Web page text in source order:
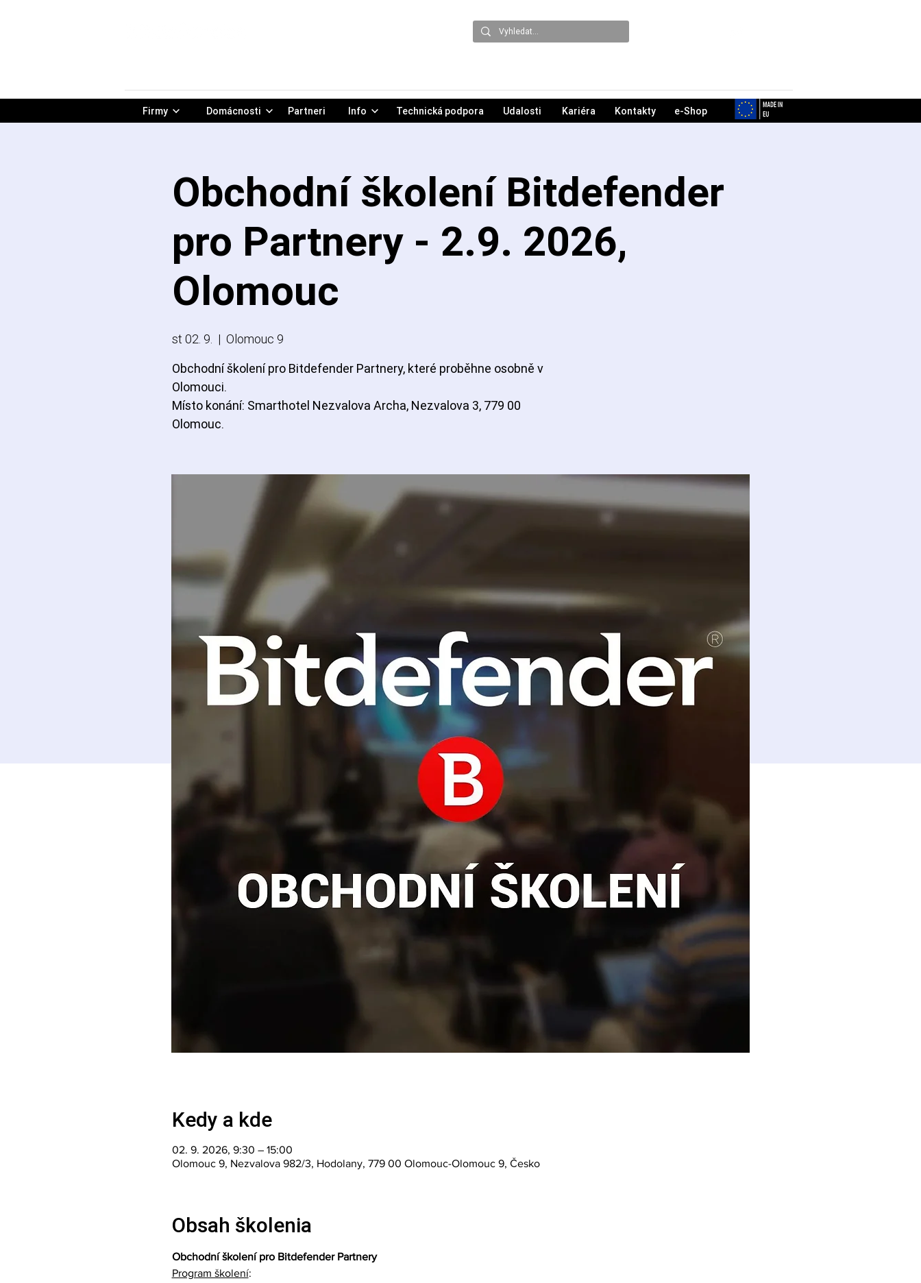
Firmy Domácnosti Partneri Info Technická podpora Udalosti Kariéra Kontakty e-Shop
Obchodní školení Bitdefender
pro Partnery - 2.9. 2026,
Olomouc
st 02. 9.
  |
Olomouc 9
Obchodní školení pro Bitdefender Partnery, které proběhne osobně v
Olomouci.
Místo konání: Smarthotel Nezvalova Archa, Nezvalova 3, 779 00
Olomouc.
Kedy a kde
02. 9. 2026, 9:30 – 15:00
Olomouc 9, Nezvalova 982/3, Hodolany, 779 00 Olomouc-Olomouc 9, Česko
Obsah školenia
Obchodní školení pro Bitdefender Partnery
Program školení: